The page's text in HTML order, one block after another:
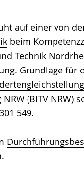
auf einer von
beim
Technik
Grundlage für
(BITV NRW)
549.